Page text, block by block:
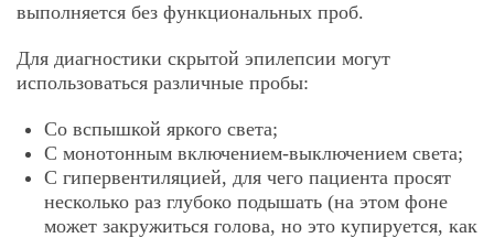
выполняется без функциональных проб.
Для диагностики скрытой эпилепсии могут
использоваться различные пробы:
Со вспышкой яркого света;
С монотонным включением-выключением света;
С гипервентиляцией, для чего пациента просят
несколько раз глубоко подышать (на этом фоне
может закружиться голова, но это купируется, как